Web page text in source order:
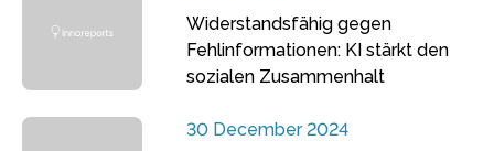
Widerstandsfähig gegen
Fehlinformationen: KI stärkt den
sozialen Zusammenhalt
30 December 2024